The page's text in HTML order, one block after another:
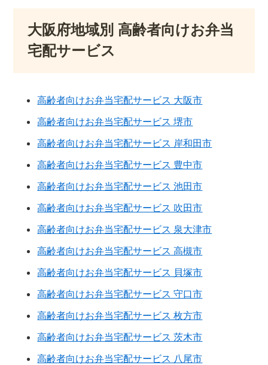
大阪府地域別 高齢者向けお弁当
宅配サービス
高齢者向けお弁当宅配サービス 大阪市
高齢者向けお弁当宅配サービス 堺市
高齢者向けお弁当宅配サービス 岸和田市
高齢者向けお弁当宅配サービス 豊中市
高齢者向けお弁当宅配サービス 池田市
高齢者向けお弁当宅配サービス 吹田市
高齢者向けお弁当宅配サービス 泉大津市
高齢者向けお弁当宅配サービス 高槻市
高齢者向けお弁当宅配サービス 貝塚市
高齢者向けお弁当宅配サービス 守口市
高齢者向けお弁当宅配サービス 枚方市
高齢者向けお弁当宅配サービス 茨木市
高齢者向けお弁当宅配サービス 八尾市